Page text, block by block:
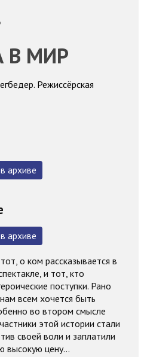
В МИР
Режиссёрская
архиве
архиве
о ком рассказывается в
и тот, кто
поступки. Рано
всем хочется быть
во втором смысле
этой истории стали
своей воли и заплатили
высокую цену…